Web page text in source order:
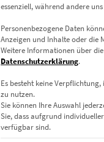
essenziell, während andere
Personenbezogene Daten
Anzeigen und Inhalte oder die
Weitere Informationen über
Datenschutzerklärung.
Es besteht keine
zu nutzen.
Sie können Ihre Auswahl
Sie, dass aufgrund
verfügbar sind.